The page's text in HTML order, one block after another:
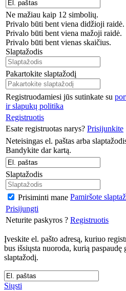
Ne mažiau kaip 12 simbolių.
Privalo būti bent viena didžioji raidė.
Privalo būti bent viena mažoji raidė.
Privalo būti bent vienas skaičius.
Slaptažodis
Pakartokite slaptažodį
Registruodamiesi jūs sutinkate su
ir slapukų politika
Registruotis
Esate registruotas narys? Prisijunkite
Neteisingas el. paštas arba
Bandykite dar kartą.
Slaptažodis
Prisiminti mane Pamiršote
Prisijungti
Neturite paskyros ? Registruotis
Įveskite el. pašto adresą, kuriuo
bus išsiųsta nuoroda, kurią paspaudę
slaptažodį.
Siųsti